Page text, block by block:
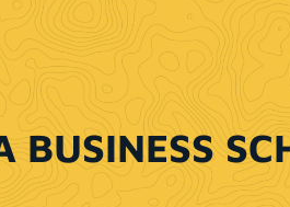
BUSINESS